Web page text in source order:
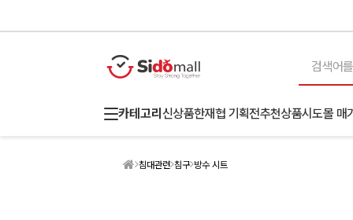
카테고리 신상품한재협 기획전추천상품시도몰 매
침대관련 침구 방수 시트